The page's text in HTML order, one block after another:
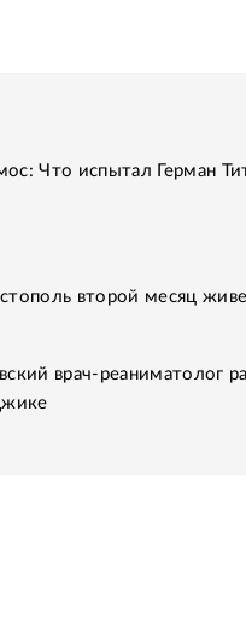
Что испытал Герман
второй месяц
врач-реаниматолог